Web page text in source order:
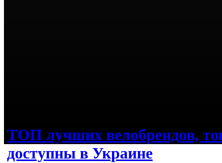
ТОП лучших велобрендов,
доступны в Украине